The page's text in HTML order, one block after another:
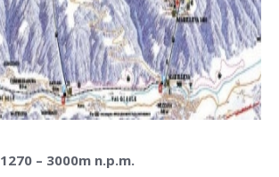
1270 – 3000m n.p.m.